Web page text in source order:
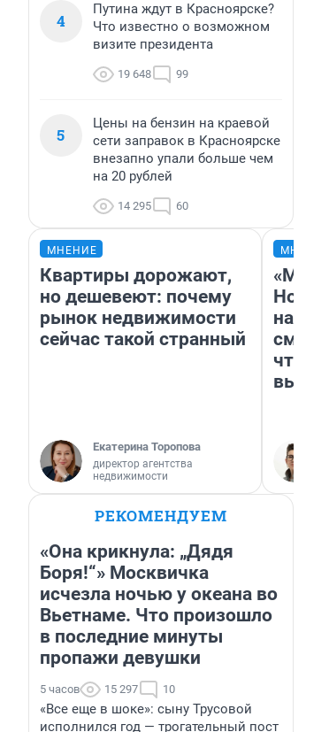
4
Путина ждут в Красноярске?
Что известно о возможном
визите президента
19 648 99
5
Цены на бензин на краевой
сети заправок в Красноярске
внезапно упали больше чем
на 20 рублей
14 295 60
МНЕНИЕ
Квартиры дорожают,
но дешевеют: почему
рынок недвижимости
сейчас такой странный
Екатерина Торопова
директор агентства
недвижимости
«Мы
РЕКОМЕНДУЕМ
«Она крикнула: „Дядя
Боря!“» Москвичка
исчезла ночью у океана во
Вьетнаме. Что произошло
в последние минуты
пропажи девушки
5 часов 15 297 10
«Все еще в шоке»: сыну Трусовой
исполнился год — трогательный пост